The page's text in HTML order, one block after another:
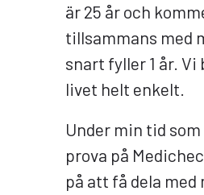
är 25 år och
tillsammans med
snart fyller 1 år. Vi
livet helt enkelt.
Under min tid
prova på
på att få dela